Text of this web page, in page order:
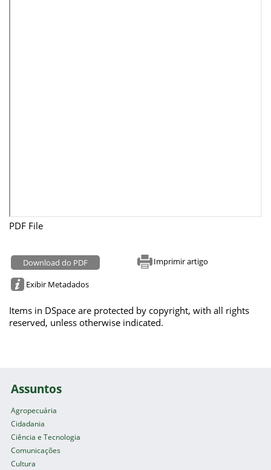
PDF File
Download do PDF Imprimir artigo
Exibir Metadados
Items in DSpace are protected by copyright, with all rights
reserved, unless otherwise indicated.
Assuntos
Agropecuária
Cidadania
Ciência e Tecnologia
Comunicações
Cultura